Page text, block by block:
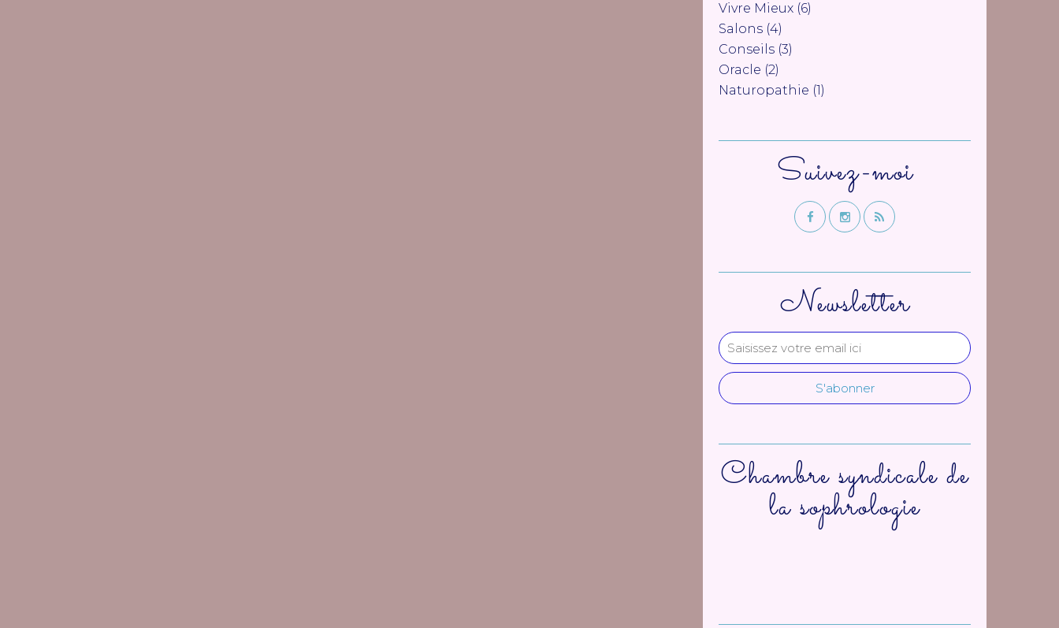
Newsletter
Vivre Mieux (6)
Salons (4)
Conseils (3)
Oracle (2)
Naturopathie (1)
Suivez-moi
Chambre syndicale de
la sophrologie